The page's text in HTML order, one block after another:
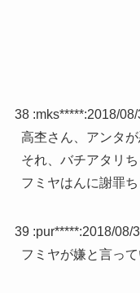
38 :mks*****:2018/
高杢さん、アンタ
それ、バチアタリ
フミヤはんに謝罪
39 :pur*****:2018/08/
フミヤが嫌と言っ